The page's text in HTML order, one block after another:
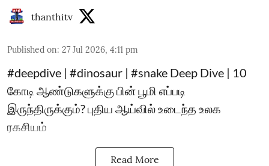
thanthitv
Published on: 27 Jul 2026, 4:11 pm
#deepdive | #dinosaur | #snake Deep Dive | 10
கோடி ஆண்டுகளுக்கு பின் பூமி எப்படி
இருந்திருக்கும்? புதிய ஆய்வில் உடைந்த உலக
ரகசியம்
Read More